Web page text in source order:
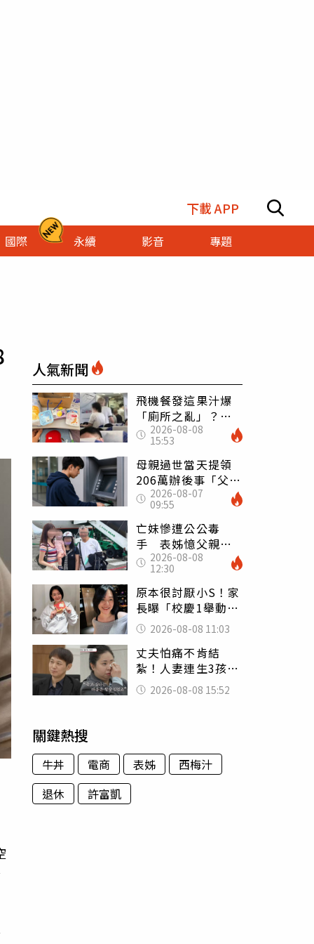
下載 APP
國際 永續 影音 專題
人氣新聞
飛機餐發這果汁爆
「廁所之亂」？乘
客崩潰：差點丟大
臉 醫揭3類人別亂
喝
2026-08-08
15:53
母親過世當天提領
206萬辦後事「父子
遭判刑」 律師：
搶錢先下手是罪
2026-08-07
09:55
亡妹慘遭公公毒
手 表姊憶父親節
前夕：小舅舅仍到
殯儀館陪她說話
2026-08-08
12:30
原本很討厭小S！家
長曝「校慶1舉動」
讓她徹底改觀 網
友洗版認證
2026-08-08 11:03
丈夫怕痛不肯結
紮！人妻連生3孩
控遭家暴淚喊：真
的好累
2026-08-08 15:52
關鍵熱搜
牛丼 電商 表姊
西梅汁
退休
許富凱